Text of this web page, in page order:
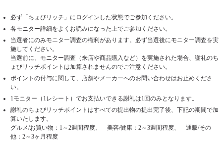
必ず「ちょびリッチ」にログインした状態でご参加ください。
各モニター詳細をよくお読みになった上でご参加ください。
当選者にのみモニター調査の権利があります。必ず当選後にモニター調査を実
施してください。
当選前に、モニター調査（来店や商品購入など）を実施された場合、謝礼のち
ょびリッチポイントは加算されませんのでご注意ください。
ポイントの付与に関して、店舗やメーカーへのお問い合わせはお止めくださ
い。
1モニター（1レシート）でお支払いできる謝礼は1回のみとなります。
謝礼のちょびリッチポイントはすべての提出物の提出完了後、下記の期間で加
算いたします。
グルメ/お買い物：1～2週間程度、 美容/健康：2～3週間程度、 通販/その
他：2～3ヶ月程度